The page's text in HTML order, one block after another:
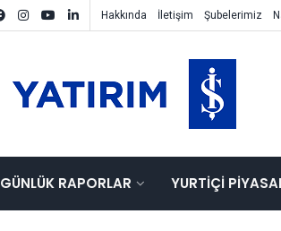
Hakkında İletişim Şubelerimiz
GÜNLÜK RAPORLAR YURTIÇI